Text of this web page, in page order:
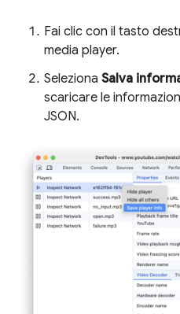
Fai clic con il tasto
media player.
Seleziona Salva
scaricare le
JSON.